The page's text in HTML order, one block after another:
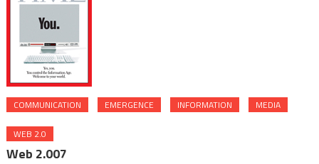
COMMUNICATION EMERGENCE INFORMATION MEDIA
WEB 2.0
Web 2.007